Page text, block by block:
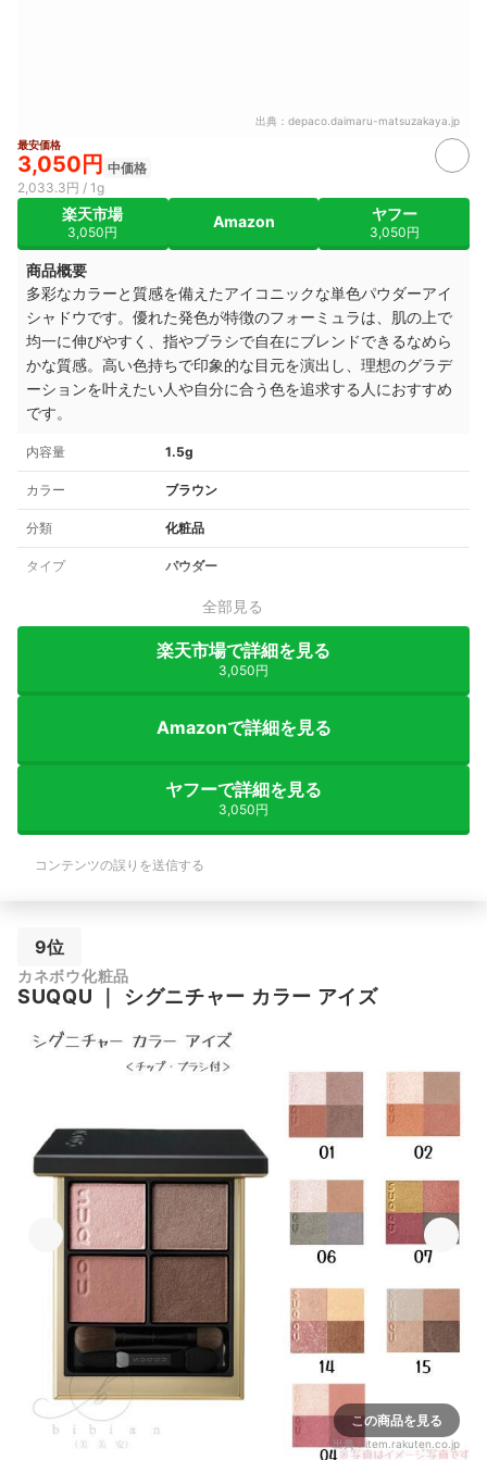
出典： depaco.daimaru-matsuzakaya.jp
最安価格
3,050円 中価格
2,033.3円 / 1g
楽天市場
3,050円
Amazon ヤフー
3,050円
商品概要
多彩なカラーと質感を備えたアイコニックな単色パウダーアイ
シャドウです。優れた発色が特徴のフォーミュラは、肌の上で
均一に伸びやすく、指やブラシで自在にブレンドできるなめら
かな質感。高い色持ちで印象的な目元を演出し、理想のグラデ
ーションを叶えたい人や自分に合う色を追求する人におすすめ
です。
内容量 1.5g
カラー ブラウン
分類 化粧品
タイプ パウダー
全部見る
楽天市場で詳細を見る
3,050円
Amazonで詳細を見る
ヤフーで詳細を見る
3,050円
コンテンツの誤りを送信する
9位
カネボウ化粧品
SUQQU ｜ シグニチャー カラー アイズ
この商品を見る
出典： item.rakuten.co.jp